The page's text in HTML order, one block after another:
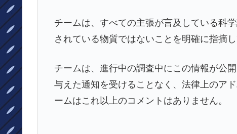
チームは、すべての主張が言及している科
されている物質ではないことを明確に指摘
チームは、進行中の調査中にこの情報が公
与えた通知を受けることなく、法律上のア
ームはこれ以上のコメントはありません。